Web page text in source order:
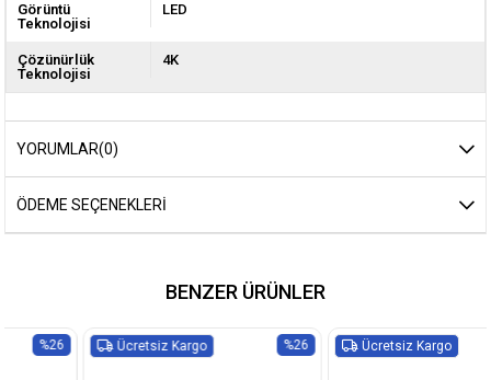
Görüntü
Teknolojisi
LED
Çözünürlük
Teknolojisi
4K
YORUMLAR(0)
ÖDEME SEÇENEKLERI
BENZER ÜRÜNLER
%26
Kargo %26
Ücretsiz Kargo